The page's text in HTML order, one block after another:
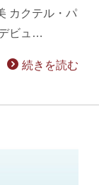
カクテル・パ
ビュ…
続きを読む